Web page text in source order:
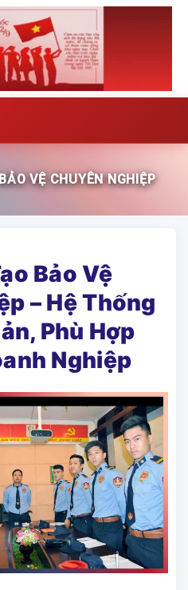
VỆ CHUYÊN NGHIỆP
Bảo Vệ
– Hệ Thống
Phù Hợp
Nghiệp